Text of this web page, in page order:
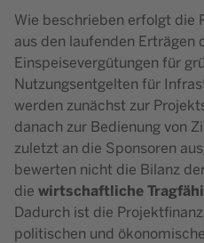
Wie beschrieben erfolgt die
aus den laufenden Erträgen
Einspeisevergütungen für
Nutzungsentgelten für
werden zunächst zur
danach zur Bedienung von
zuletzt an die Sponsoren
bewerten nicht die Bilanz
die wirtschaftliche
Dadurch ist die
politischen und